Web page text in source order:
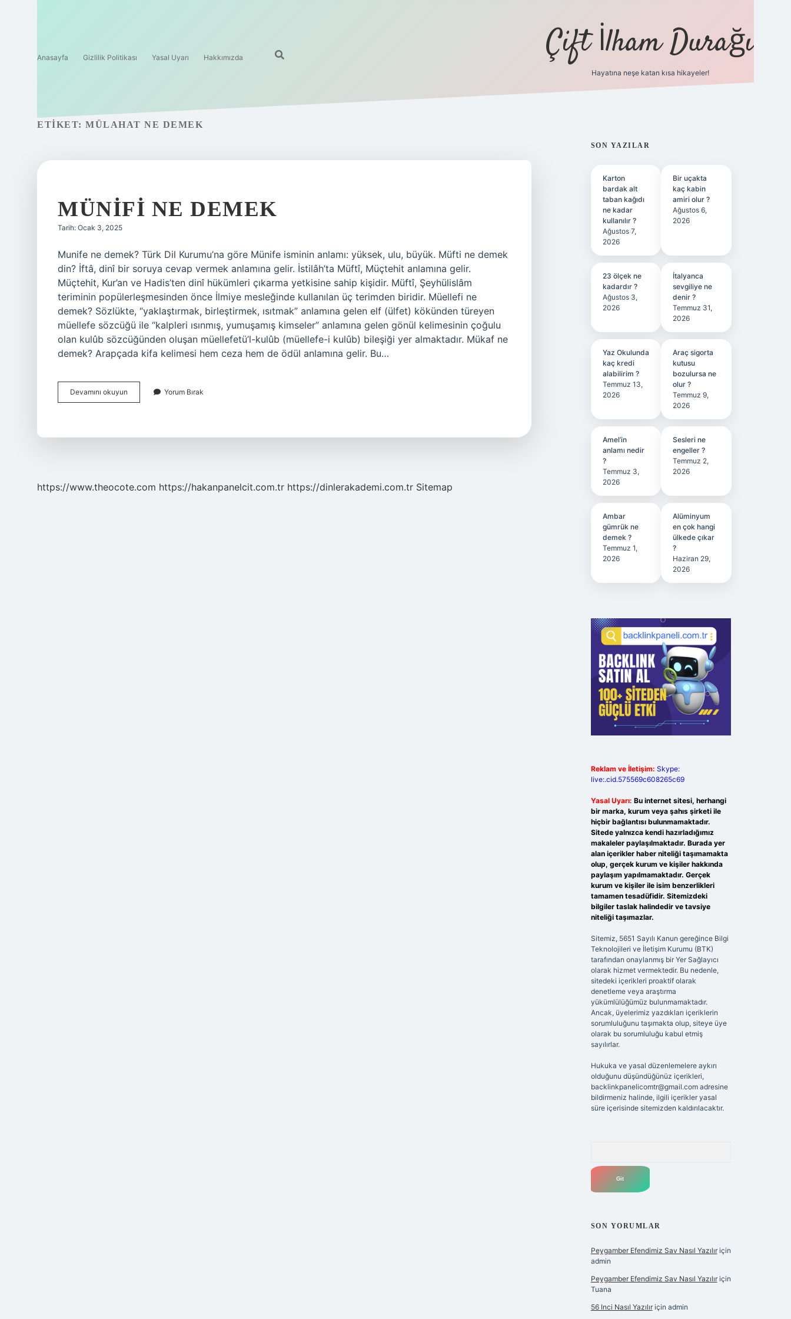
Anasayfa Gizlilik Politikası Yasal Uyarı Hakkımızda Çift İlham Durağı
Hayatına neşe katan kısa hikayeler!
ETIKET: MÜLAHAT NE DEMEK
MÜNIFI NE DEMEK
Tarih: Ocak 3, 2025
Munife ne demek? Türk Dil Kurumu’na göre Münife isminin anlamı: yüksek, ulu, büyük. Müfti ne demek
din? İftâ, dinî bir soruya cevap vermek anlamına gelir. İstilâh’ta Müftî, Müçtehit anlamına gelir.
Müçtehit, Kur’an ve Hadis’ten dinî hükümleri çıkarma yetkisine sahip kişidir. Müftî, Şeyhülislâm
teriminin popülerleşmesinden önce İlmiye mesleğinde kullanılan üç terimden biridir. Müellefi ne
demek? Sözlükte, “yaklaştırmak, birleştirmek, ısıtmak” anlamına gelen elf (ülfet) kökünden türeyen
müellefe sözcüğü ile “kalpleri ısınmış, yumuşamış kimseler” anlamına gelen gönül kelimesinin çoğulu
olan kulûb sözcüğünden oluşan müellefetü’l-kulûb (müellefe-i kulûb) bileşiği yer almaktadır. Mükaf ne
demek? Arapçada kifa kelimesi hem ceza hem de ödül anlamına gelir. Bu…
Devamını okuyun
Ne
Yorum Bırak
https://www.theocote.com https://hakanpanelcit.com.tr https://dinlerakademi.com.tr Sitemap
SIDEBAR
SON YAZILAR
Karton
bardak alt
taban kağıdı
ne kadar
kullanılır ?
Ağustos 7,
2026
Bir uçakta
kaç kabin
amiri olur ?
Ağustos 6,
2026
23 ölçek ne
kadardır ?
Ağustos 3,
2026
İtalyanca
sevgiliye ne
denir ?
Temmuz 31,
2026
Yaz Okulunda
kaç kredi
alabilirim ?
Temmuz 13,
2026
Araç sigorta
kutusu
bozulursa ne
olur ?
Temmuz 9,
2026
Amel’in
anlamı nedir
?
Temmuz 3,
2026
Sesleri ne
engeller ?
Temmuz 2,
2026
Ambar
gümrük ne
demek ?
Temmuz 1,
2026
Alüminyum
en çok hangi
ülkede çıkar
?
Haziran 29,
2026
Reklam ve İletişim: Skype:
live:.cid.575569c608265c69
Yasal Uyarı: Bu internet sitesi, herhangi
bir marka, kurum veya şahıs şirketi ile
hiçbir bağlantısı bulunmamaktadır.
Sitede yalnızca kendi hazırladığımız
makaleler paylaşılmaktadır. Burada yer
alan içerikler haber niteliği taşımamakta
olup, gerçek kurum ve kişiler hakkında
paylaşım yapılmamaktadır. Gerçek
kurum ve kişiler ile isim benzerlikleri
tamamen tesadüfidir. Sitemizdeki
bilgiler taslak halindedir ve tavsiye
niteliği taşımazlar.
Sitemiz, 5651 Sayılı Kanun gereğince Bilgi
Teknolojileri ve İletişim Kurumu (BTK)
tarafından onaylanmış bir Yer Sağlayıcı
olarak hizmet vermektedir. Bu nedenle,
sitedeki içerikleri proaktif olarak
denetleme veya araştırma
yükümlülüğümüz bulunmamaktadır.
Ancak, üyelerimiz yazdıkları içeriklerin
sorumluluğunu taşımakta olup, siteye üye
olarak bu sorumluluğu kabul etmiş
sayılırlar.
Hukuka ve yasal düzenlemelere aykırı
olduğunu düşündüğünüz içerikleri,
backlinkpanelicomtr@gmail.comadresine
bildirmeniz halinde, ilgili içerikler yasal
süre içerisinde sitemizden kaldırılacaktır.
SON YORUMLAR
Peygamber Efendimiz Sav Nasıl Yazılıriçin
admin
Peygamber Efendimiz Sav Nasıl Yazılıriçin
Tuana
56 Inci Nasıl Yazılıriçin admin